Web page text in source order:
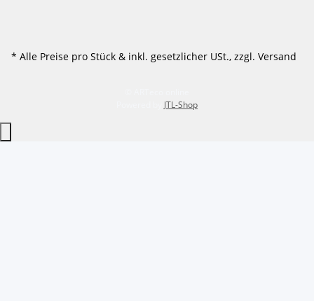
* Alle Preise pro Stück & inkl. gesetzlicher USt., zzgl. Versand
JTL-Shop